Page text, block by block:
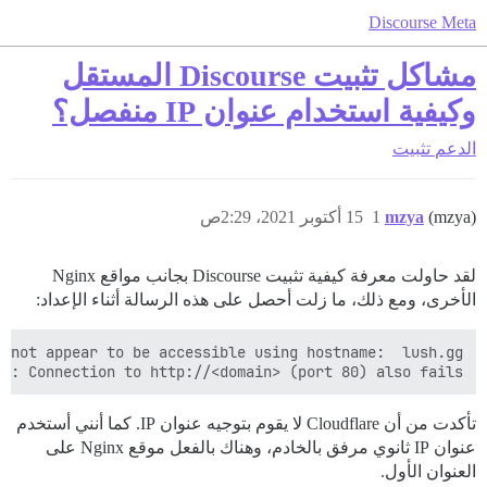
Discourse Meta
مشاكل تثبيت Discourse المستقل
وكيفية استخدام عنوان IP منفصل؟
الدعم تثبيت
mzya (mzya) 15 أكتوبر 2021، 2:29ص 1
لقد حاولت معرفة كيفية تثبيت Discourse بجانب مواقع Nginx
الأخرى، ومع ذلك، ما زلت أحصل على هذه الرسالة أثناء الإعداد:
Connection to http://<domain> (port 80) also fails.
تأكدت من أن Cloudflare لا يقوم بتوجيه عنوان IP. كما أنني أستخدم
عنوان IP ثانوي مرفق بالخادم، وهناك بالفعل موقع Nginx على
العنوان الأول.